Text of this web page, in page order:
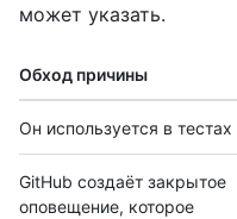
может указать.
Обход причины
Он используется в тестах
GitHub создаёт закрытое
оповещение, которое